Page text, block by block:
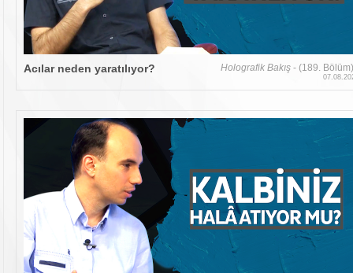
Acılar neden yaratılıyor? Holografik Bakış - (189.